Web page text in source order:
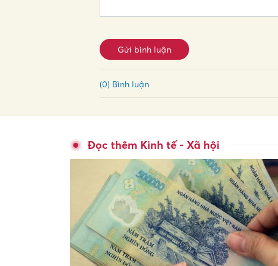
Gửi bình luận
(0) Bình luận
Đọc thêm Kinh tế - Xã hội